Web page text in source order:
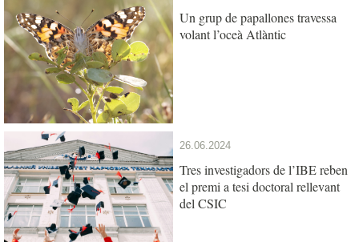
Un grup de papallones travessa
volant l’oceà Atlàntic
26.06.2024
Tres investigadors de l’IBE reben
el premi a tesi doctoral rellevant
del CSIC